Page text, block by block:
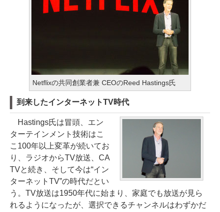
Netflixの共同創業者兼 CEOのReed Hastings氏
到来したインターネットTV時代
Hastings氏は冒頭、エン
ターテインメント技術はこ
こ100年以上変革が続いてお
り、ラジオからTV放送、CA
TVと続き、そして今は“イン
ターネットTV”の時代だとい
う。TV放送は1950年代に始まり、家庭でも放送が見ら
れるようになったが、選択できるチャンネルはわずかだ